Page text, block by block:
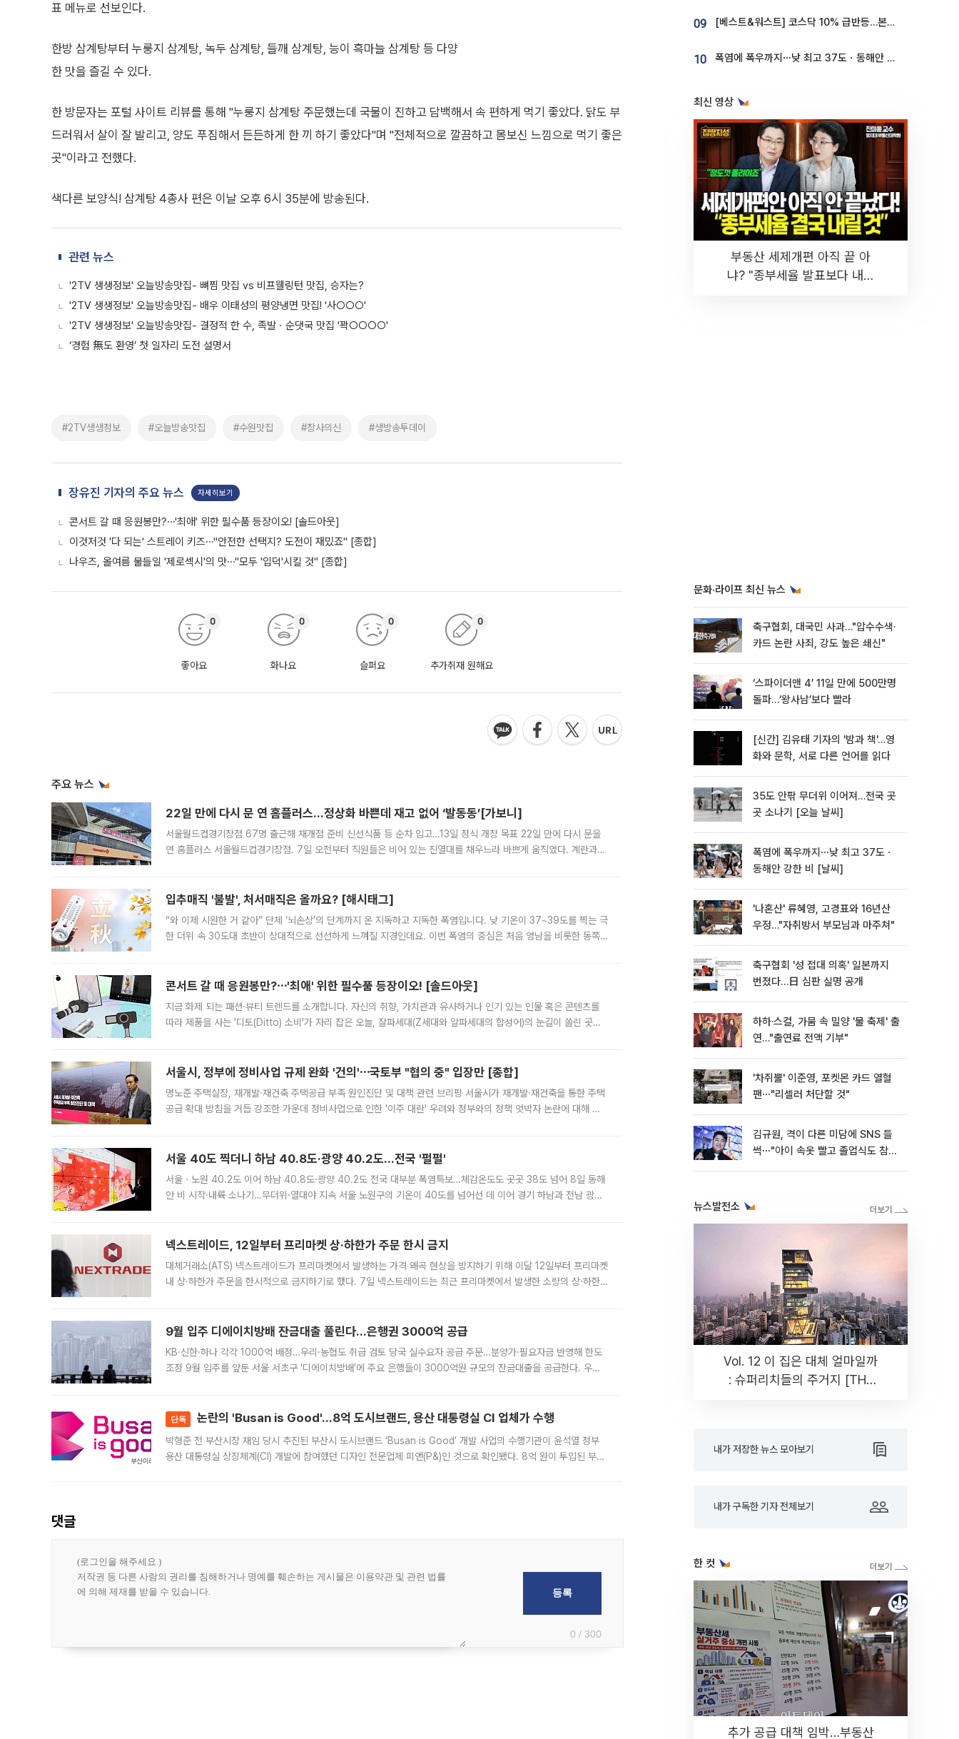
표 메뉴로 선보인다.
한방 삼계탕부터 누룽지 삼계탕, 녹두 삼계탕, 들깨 삼계탕, 능이 흑마늘 삼계탕 등 다양
한 맛을 즐길 수 있다.
한 방문자는 포털 사이트 리뷰를 통해 "누룽지 삼계탕 주문했는데 국물이 진하고 담백해서 속 편하게 먹기 좋았다. 닭도 부
드러워서 살이 잘 발리고, 양도 푸짐해서 든든하게 한 끼 하기 좋았다"며 "전체적으로 깔끔하고 몸보신 느낌으로 먹기 좋은
곳"이라고 전했다.
색다른 보양식! 삼계탕 4총사 편은 이날 오후 6시 35분에 방송된다.
관련 뉴스
'2TV 생생정보' 오늘방송맛집- 뼈찜 맛집 vs 비프웰링턴 맛집, 승자는?
'2TV 생생정보' 오늘방송맛집- 배우 이태성의 평양냉면 맛집! '사○○○'
'2TV 생생정보' 오늘방송맛집- 결정적 한 수, 족발ㆍ순댓국 맛집 '꽉○○○○'
‘경험 無도 환영’ 첫 일자리 도전 설명서
#2TV생생정보 #오늘방송맛집 #수원맛집 #장사의신 #생방송투데이
장유진 기자의 주요 뉴스 자세히보기
콘서트 갈 때 응원봉만?⋯'최애' 위한 필수품 등장이오! [솔드아웃]
이것저것 '다 되는' 스트레이 키즈⋯"안전한 선택지? 도전이 재밌죠" [종합]
나우즈, 올여름 물들일 '제로섹시'의 맛⋯"모두 '입덕'시킬 것" [종합]
좋아요
0
화나요
0
슬퍼요
0
추가취재 원해요
0
주요 뉴스
22일 만에 다시 문 연 홈플러스…정상화 바쁜데 재고 없어 ‘발동동’[가보니]
서울월드컵경기장점 67명 출근해 재개점 준비 신선식품 등 순차 입고…13일 정식 개장 목표 22일 만에 다시 문을
연 홈플러스 서울월드컵경기장점. 7일 오전부터 직원들은 비어 있는 진열대를 채우느라 바쁘게 움직였다. 계란과
입추매직 '불발', 처서매직은 올까요? [해시태그]
“와 이제 시원한 거 같아” 단체 ‘뇌손상’의 단계까지 온 지독하고 지독한 폭염입니다. 낮 기온이 37~39도를 찍는 극
한 더위 속 30도대 초반이 상대적으로 선선하게 느껴질 지경인데요. 이번 폭염의 중심은 처음 영남을 비롯한 동쪽
콘서트 갈 때 응원봉만?⋯'최애' 위한 필수품 등장이오! [솔드아웃]
지금 화제 되는 패션·뷰티 트렌드를 소개합니다. 자신의 취향, 가치관과 유사하거나 인기 있는 인물 혹은 콘텐츠를
따라 제품을 사는 '디토(Ditto) 소비'가 자리 잡은 오늘, 잘파세대(Z세대와 알파세대의 합성어)의 눈길이 쏠린 곳은
서울시, 정부에 정비사업 규제 완화 '건의'⋯국토부 "협의 중" 입장만 [종합]
명노준 주택실장, 재개발·재건축 주택공급 부족 원인진단 및 대책 관련 브리핑 서울시가 재개발·재건축을 통한 주택
공급 확대 방침을 거듭 강조한 가운데 정비사업으로 인한 '이주 대란' 우려와 정부와의 정책 엇박자 논란에 대해 정
서울 40도 찍더니 하남 40.8도·광양 40.2도…전국 '펄펄'
서울ㆍ노원 40.2도 이어 하남 40.8도·광양 40.2도 전국 대부분 폭염특보…체감온도도 곳곳 38도 넘어 8일 동해
안 비 시작·내륙 소나기…무더위·열대야 지속 서울 노원구의 기온이 40도를 넘어선 데 이어 경기 하남과 전남 광양
넥스트레이드, 12일부터 프리마켓 상·하한가 주문 한시 금지
대체거래소(ATS) 넥스트레이드가 프리마켓에서 발생하는 가격 왜곡 현상을 방지하기 위해 이달 12일부터 프리마켓
내 상·하한가 주문을 한시적으로 금지하기로 했다. 7일 넥스트레이드는 최근 프리마켓에서 발생한 소량의 상·하한
9월 입주 디에이치방배 잔금대출 풀린다…은행권 3000억 공급
KB·신한·하나 각각 1000억 배정…우리·농협도 취급 검토 당국 실수요자 공급 주문…분양가·필요자금 반영해 한도
조정 9월 입주를 앞둔 서울 서초구 ‘디에이치방배’에 주요 은행들이 3000억원 규모의 잔금대출을 공급한다. 우리
단독 논란의 'Busan is Good'…8억 도시브랜드, 용산 대통령실 CI 업체가 수행
박형준 전 부산시장 재임 당시 추진된 부산시 도시브랜드 ‘Busan is Good’ 개발 사업의 수행기관이 윤석열 정부
용산 대통령실 상징체계(CI) 개발에 참여했던 디자인 전문업체 피앤(P&)인 것으로 확인됐다. 8억 원이 투입된 부산
댓글
0 / 300
09 [베스트&워스트] 코스닥 10% 급반등…본느, 최대주주 변경 기대에 270% 폭등
10 폭염에 폭우까지⋯낮 최고 37도ㆍ동해안 강한 비 [날씨]
최신 영상
부동산 세제개편 아직 끝 아
냐? "종부세율 발표보다 내릴
문화·라이프 최신 뉴스
축구협회, 대국민 사과…"압수수색·
카드 논란 사죄, 강도 높은 쇄신"
‘스파이더맨 4’ 11일 만에 500만명
돌파…‘왕사남’보다 빨라
[신간] 김유태 기자의 '밤과 책'…영
화와 문학, 서로 다른 언어를 읽다
35도 안팎 무더위 이어져…전국 곳
곳 소나기 [오늘 날씨]
폭염에 폭우까지⋯낮 최고 37도ㆍ
동해안 강한 비 [날씨]
'나혼산' 류혜영, 고경표와 16년산
우정…"자취방서 부모님과 마주쳐"
축구협회 '성 접대 의혹' 일본까지
번졌다…日 심판 실명 공개
하하·스컬, 가뭄 속 밀양 '물 축제' 출
연…"출연료 전액 기부"
'차쥐뿔' 이준영, 포켓몬 카드 열혈
팬⋯"리셀러 처단할 것"
김규원, 격이 다른 미담에 SNS 들
썩⋯"아이 속옷 빨고 졸업식도 참
뉴스발전소
Vol. 12 이 집은 대체 얼마일까
: 슈퍼리치들의 주거지 [THE
내가 저장한 뉴스 모아보기
내가 구독한 기자 전체보기
한 컷
추가 공급 대책 임박…부동산